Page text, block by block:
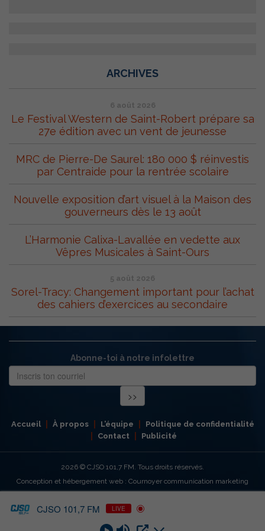
ARCHIVES
6 août 2026
Le Festival Western de Saint-Robert prépare sa
27e édition avec un vent de jeunesse
MRC de Pierre-De Saurel: 180 000 $ réinvestis
par Centraide pour la rentrée scolaire
Nouvelle exposition d’art visuel à la Maison des
gouverneurs dès le 13 août
L’Harmonie Calixa-Lavallée en vedette aux
Vêpres Musicales à Saint-Ours
5 août 2026
Sorel-Tracy: Changement important pour l’achat
des cahiers d’exercices au secondaire
Abonne-toi à notre infolettre
Accueil À propos L’équipe
Politique de confidentialité
Contact
Publicité
2026 © CJSO 101,7 FM. Tous droits réservés.
Conception et hébergement web : Cournoyer communication marketing
CJSO 101,7 FM LIVE